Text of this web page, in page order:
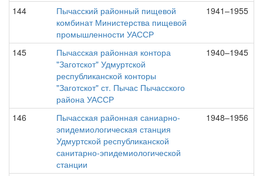
144
Пычасский районный пищевой
комбинат Министерства пищевой
промышленности УАССР
1941–1955
145
Пычасская районная контора
"Заготскот" Удмуртской
республиканской конторы
"Заготскот" ст. Пычас Пычасского
района УАССР
1940–1945
146
Пычасская районная саниарно-
эпидемиологическая станция
Удмуртской республиканской
санитарно-эпидемиологической
станции
1948–1956